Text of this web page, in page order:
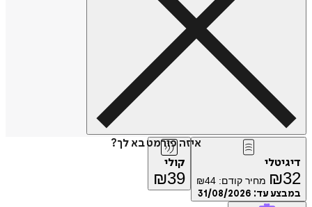
איזה פורמט בא לך?
דיגיטלי
₪32 מחיר קודם: ₪44
במבצע עד: 31/08/2026
קולי
₪39